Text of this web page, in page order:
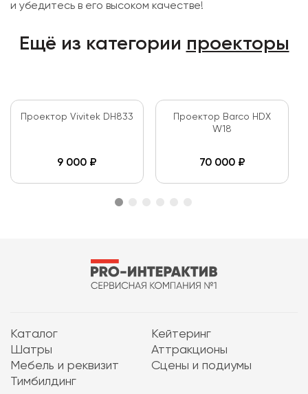
и убедитесь в его высоком качестве!
Ещё из категории проекторы
Проектор Vivitek DH833
9 000 ₽
Проектор Barco HDX
W18
70 000₽
Каталог
Кейтеринг
Шатры
Аттракционы
Мебель и реквизит
Сцены и подиумы
Тимбилдинг